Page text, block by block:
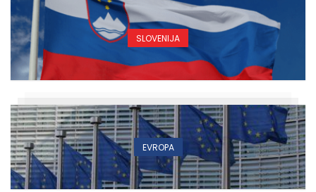
SLOVENIJA
EVROPA